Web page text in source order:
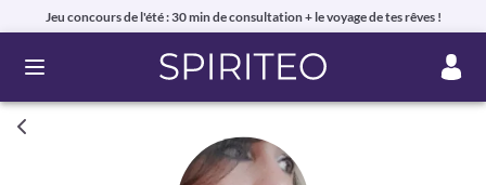
Jeu concours de l'été : 30 min de consultation + le voyage de tes rêves !
Ouvrir le menu